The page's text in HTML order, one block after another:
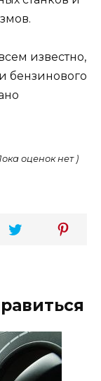
известно,
бензинового
оценок нет )